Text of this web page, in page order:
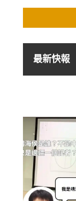
最新快報
中文作文議論